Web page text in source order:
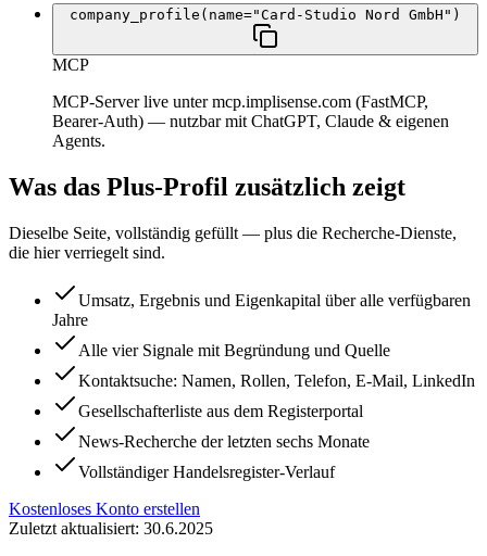
company_profile(name="Card-Studio Nord GmbH")
MCP
MCP-Server live unter mcp.implisense.com (FastMCP,
Bearer-Auth) — nutzbar mit ChatGPT, Claude & eigenen
Agents.
Was das Plus-Profil zusätzlich zeigt
Dieselbe Seite, vollständig gefüllt — plus die Recherche-Dienste,
die hier verriegelt sind.
Umsatz, Ergebnis und Eigenkapital über alle verfügbaren
Jahre
Alle vier Signale mit Begründung und Quelle
Kontaktsuche: Namen, Rollen, Telefon, E-Mail, LinkedIn
Gesellschafterliste aus dem Registerportal
News-Recherche der letzten sechs Monate
Vollständiger Handelsregister-Verlauf
Kostenloses Konto erstellen
Zuletzt aktualisiert: 30.6.2025